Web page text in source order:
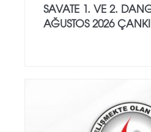
SAVATE 1. VE 2.
AĞUSTOS 2026